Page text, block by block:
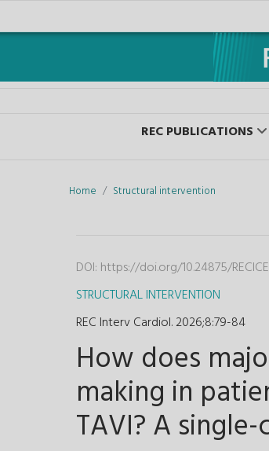
REC PUBLICATIONS
Home Structural intervention
DOI: https://doi.org/10.24875/
STRUCTURAL INTERVENTION
REC Interv Cardiol. 2026;8:79-84
How does
making in
TAVI? A